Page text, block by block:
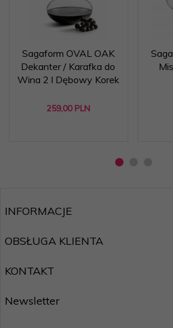
Sagaform OVAL OAK
Dekanter / Karafka do
Wina 2 l Dębowy Korek
259,00 PLN
INFORMACJE
OBSŁUGA KLIENTA
KONTAKT
Newsletter